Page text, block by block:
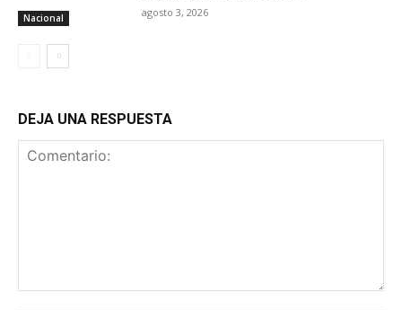
Nacional agosto 3, 2026
DEJA UNA RESPUESTA